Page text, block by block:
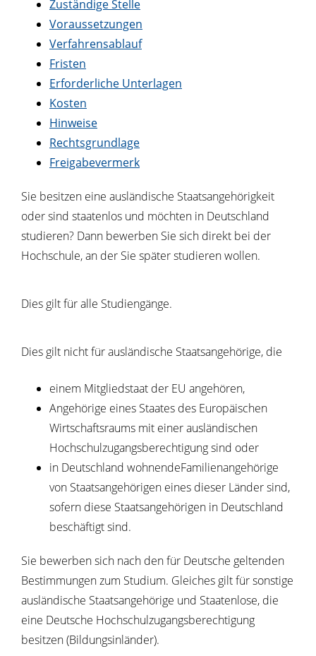
Zuständige Stelle
Voraussetzungen
Verfahrensablauf
Fristen
Erforderliche Unterlagen
Kosten
Hinweise
Rechtsgrundlage
Freigabevermerk
Sie besitzen eine ausländische Staatsangehörigkeit
oder sind staatenlos und möchten in Deutschland
studieren? Dann bewerben Sie sich direkt bei der
Hochschule, an der Sie später studieren wollen.
Dies gilt für alle Studiengänge.
Dies gilt nicht für ausländische Staatsangehörige, die
einem Mitgliedstaat der EU angehören,
Angehörige eines Staates des Europäischen
Wirtschaftsraums mit einer ausländischen
Hochschulzugangsberechtigung sind oder
in Deutschland wohnendeFamilienangehörige
von Staatsangehörigen eines dieser Länder sind,
sofern diese Staatsangehörigen in Deutschland
beschäftigt sind.
Sie bewerben sich nach den für Deutsche geltenden
Bestimmungen zum Studium. Gleiches gilt für sonstige
ausländische Staatsangehörige und Staatenlose, die
eine Deutsche Hochschulzugangsberechtigung
besitzen (Bildungsinländer).